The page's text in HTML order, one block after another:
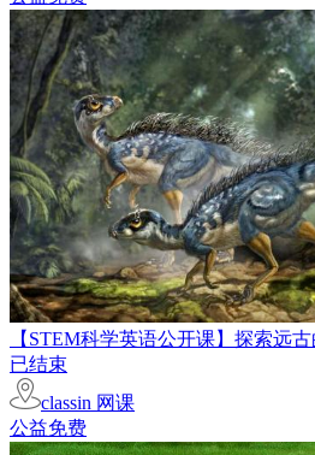
【STEM科学英语公开课】探索远
已结束
classin 网课
公益免费